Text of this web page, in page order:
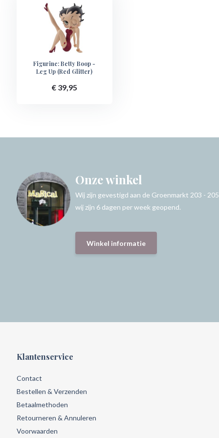
Figurine: Betty Boop -
Leg Up (Red Glitter)
€ 39,95
Onze winkel
Wij zijn gevestigd aan de Groenmarkt 203 -
wij zijn 6 dagen per week geopend.
Winkel informatie
Klantenservice
Contact
Bestellen & Verzenden
Betaalmethoden
Retourneren & Annuleren
Voorwaarden